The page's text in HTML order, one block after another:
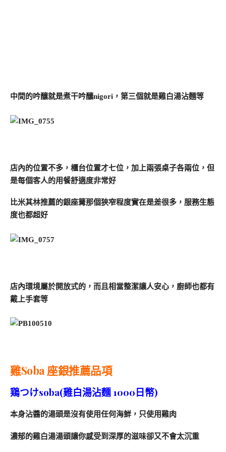
中間的吟釀就是煮干吟釀nigori，第三個就是雞白湯沾麵等
店內的位置不多，櫃台位置才七位，加上兩張桌子各兩位，但
是每個客人的用餐舒適度非常好
比米其林推薦的銀座篝那個狹窄程度實在是差很多，服務生態
度也都超好
店內環境屬於開放式的，而且相當整潔讓人安心，廚師也都有
戴上手套等
雞Soba 座銀推薦品項
鶏つけsoba(雞白湯沾麵 1000日幣)
本身沾醬的湯頭是沒有使用任何海鮮，只使用雞肉
濃郁的雞白湯湯頭讓你感受到深厚的滋味卻又不會太沉重